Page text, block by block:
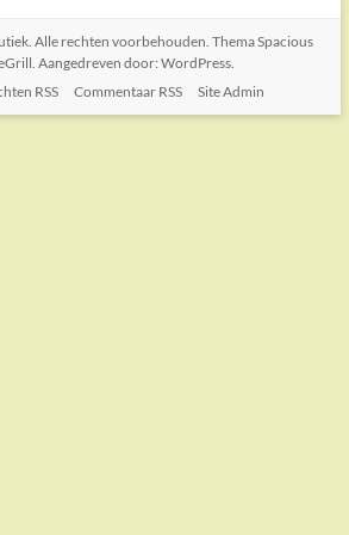
. Alle rechten voorbehouden. ThemaSpacious
Aangedreven door:WordPress
RSS Commentaar RSS Site Admin